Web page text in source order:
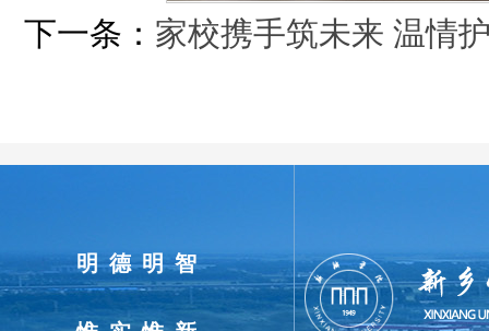
下一条： 家校携手筑未来 温情
明德明智